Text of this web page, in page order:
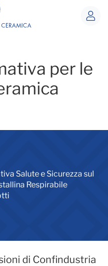
per le
Salute e Sicurezza sul
Respirabile
di Confindustria